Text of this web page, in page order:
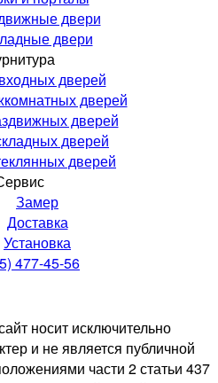
двери
двери
дверей
дверей
дверей
дверей
дверей
Замер
Доставка
Установка
477-45-56
носит исключительно
и не является публичной
части 2 статьи 437